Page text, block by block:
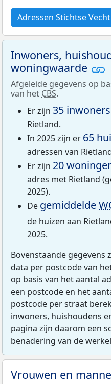
Adressen Stichtse Vecht
Inwoners,
woningwaarde
Afgeleide gegevens op
van het CBS.
Er zijn 35 inwoners
Rietland.
In 2025 zijn er 65
adressen van
Er zijn 20
adres met Rietland
2025).
De gemiddelde
de huizen aan
2025.
Bovenstaande gegevens
data per postcode van
op basis van het aantal
een postcode en het
postcode per straat
inwoners, huishoudens
pagina zijn daarom een
benadering van de
Vrouwen en